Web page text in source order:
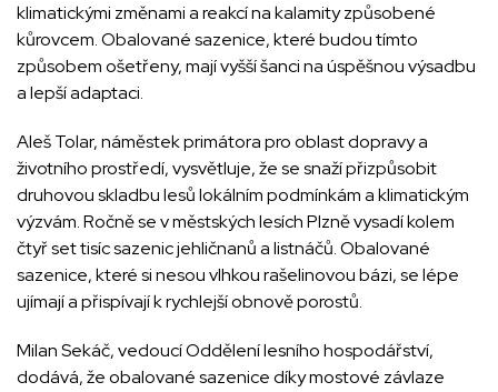
klimatickými změnami a reakcí na kalamity způsobené
kůrovcem. Obalované sazenice, které budou tímto
způsobem ošetřeny, mají vyšší šanci na úspěšnou výsadbu
a lepší adaptaci.
Aleš Tolar, náměstek primátora pro oblast dopravy a
životního prostředí, vysvětluje, že se snaží přizpůsobit
druhovou skladbu lesů lokálním podmínkám a klimatickým
výzvám. Ročně se v městských lesích Plzně vysadí kolem
čtyř set tisíc sazenic jehličnanů a listnáčů. Obalované
sazenice, které si nesou vlhkou rašelinovou bázi, se lépe
ujímají a přispívají k rychlejší obnově porostů.
Milan Sekáč, vedoucí Oddělení lesního hospodářství,
dodává, že obalované sazenice díky mostové závlaze